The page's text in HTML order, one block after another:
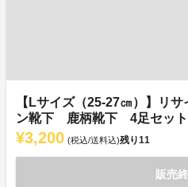
【Lサイズ（25-27㎝）】リ
ン靴下 鹿柄靴下 4足セット
¥3,200 (税込/送料込)残り11
販売